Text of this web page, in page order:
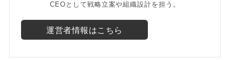
CEOとして戦略立案や組織設計を担う。
運営者情報はこちら